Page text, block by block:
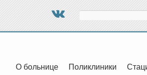
О больнице Поликлиники